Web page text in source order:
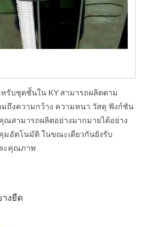
หรับชุดชั้นใน KY สามารถผลิตตาม
มถึงความกว้าง ความหนา วัสดุ ฟังก์ชัน
สามารถผลิตอย่างมากมายได้อย่าง
มอัตโนมัติ ในขณะเดียวกันยังรับ
ะคุณภาพ
งยืด